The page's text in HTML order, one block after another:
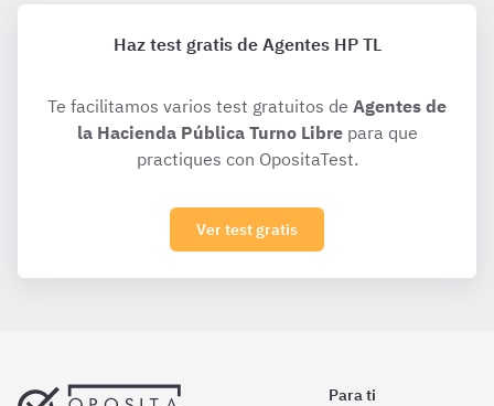
Haz test gratis de Agentes HP TL
Te facilitamos varios test gratuitos de Agentes de
la Hacienda Pública Turno Librepara que
practiques con OpositaTest.
Ver test gratis
Para ti